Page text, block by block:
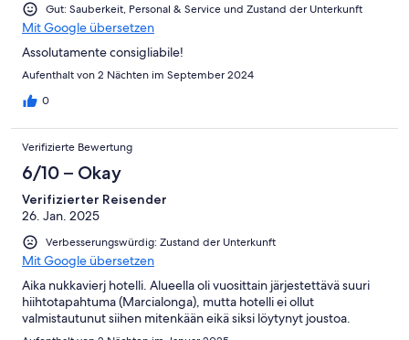
Gut: Sauberkeit, Personal & Service und Zustand der Unterkunft
Mit Google übersetzen
Assolutamente consigliabile!
Aufenthalt von 2 Nächten im September 2024
0
Verifizierte Bewertung
6/10 – Okay
Verifizierter Reisender
26. Jan. 2025
Verbesserungswürdig: Zustand der Unterkunft
Mit Google übersetzen
Aika nukkavierj hotelli. Alueella oli vuosittain järjestettävä suuri
hiihtotapahtuma (Marcialonga), mutta hotelli ei ollut
valmistautunut siihen mitenkään eikä siksi löytynyt joustoa.